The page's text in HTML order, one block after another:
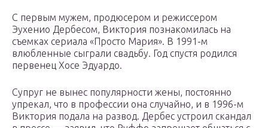
С первым мужем, продюсером и режиссером
Эухенио Дербесом, Виктория познакомилась на
съемках сериала «Просто Мария». В 1991-м
влюбленные сыграли свадьбу. Год спустя родился
первенец Хосе Эдуардо.
Супруг не вынес популярности жены, постоянно
упрекал, что в профессии она случайно, и в 1996-м
Виктория подала на развод. Дербес устроил скандал